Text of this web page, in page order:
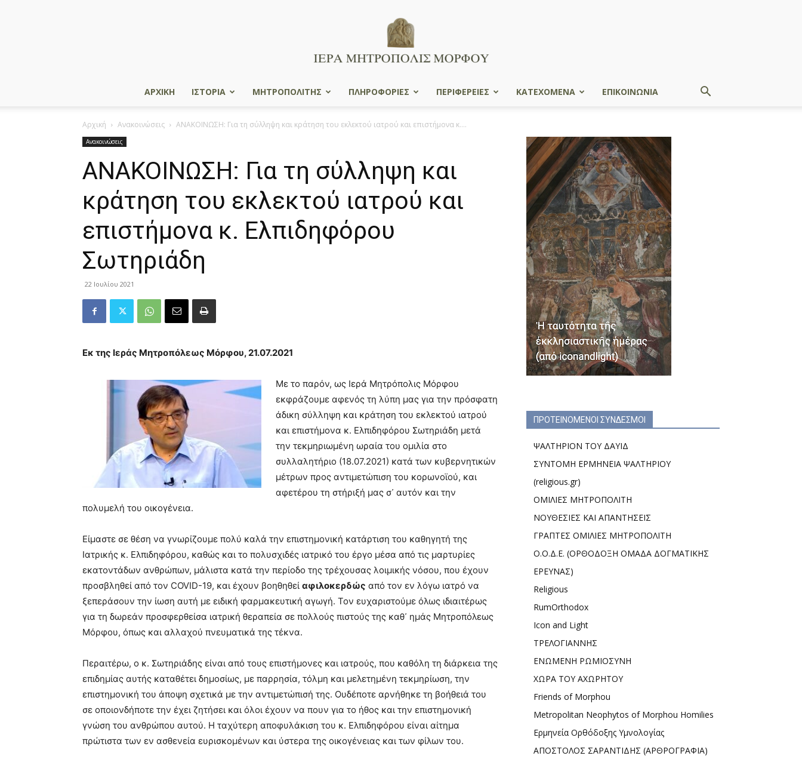
Μητρόπολις
ΑΡΧΙΚΗ ΙΣΤΟΡΙΑ ΜΗΤΡΟΠΟΛΙΤΗΣ ΠΛΗΡΟΦΟΡΙΕΣ ΠΕΡΙΦΕΡΕΙΕΣ ΚΑΤΕΧΟΜΕΝΑ ΕΠΙΚΟΙΝΩΝΙΑ
Αρχική Ανακοινώσεις ΑΝΑΚΟΙΝΩΣΗ: Για τη σύλληψη και κράτηση του εκλεκτού ιατρού και επιστήμονα κ....
Ανακοινώσεις
ΑΝΑΚΟΙΝΩΣΗ: Για τη σύλληψη και
κράτηση του εκλεκτού ιατρού και
επιστήμονα κ. Ελπιδηφόρου
Σωτηριάδη
22 Ιουλίου 2021
Εκ της Ιεράς Μητροπόλεως Μόρφου, 21.07.2021
Με το παρόν, ως Ιερά Μητρόπολις Μόρφου
εκφράζουμε αφενός τη λύπη μας για την πρόσφατη
άδικη σύλληψη και κράτηση του εκλεκτού ιατρού
και επιστήμονα κ. Ελπιδηφόρου Σωτηριάδη μετά
την τεκμηριωμένη ωραία του ομιλία στο
συλλαλητήριο (18.07.2021) κατά των κυβερνητικών
μέτρων προς αντιμετώπιση του κορωνοϊού, και
αφετέρου τη στήριξή μας σ᾽ αυτόν και την
πολυμελή του οικογένεια.
Είμαστε σε θέση να γνωρίζουμε πολύ καλά την επιστημονική κατάρτιση του καθηγητή της
Ιατρικής κ. Ελπιδηφόρου, καθώς και το πολυσχιδές ιατρικό του έργο μέσα από τις μαρτυρίες
εκατοντάδων ανθρώπων, μάλιστα κατά την περίοδο της τρέχουσας λοιμικής νόσου, που έχουν
προσβληθεί από τον COVID-19, και έχουν βοηθηθεί αφιλοκερδώς από τον εν λόγω ιατρό να
ξεπεράσουν την ίωση αυτή με ειδική φαρμακευτική αγωγή. Τον ευχαριστούμε όλως ιδιαιτέρως
για τη δωρεάν προσφερθείσα ιατρική θεραπεία σε πολλούς πιστούς της καθ᾽ ημάς Μητροπόλεως
Μόρφου, όπως και αλλαχού πνευματικά της τέκνα.
Περαιτέρω, ο κ. Σωτηριάδης είναι από τους επιστήμονες και ιατρούς, που καθόλη τη διάρκεια της
επιδημίας αυτής καταθέτει δημοσίως, με παρρησία, τόλμη και μελετημένη τεκμηρίωση, την
επιστημονική του άποψη σχετικά με την αντιμετώπισή της. Ουδέποτε αρνήθηκε τη βοήθειά του
σε οποιονδήποτε την έχει ζητήσει και όλοι έχουν να πουν για το ήθος και την επιστημονική
γνώση του ανθρώπου αυτού. Η ταχύτερη αποφυλάκιση του κ. Ελπιδηφόρου είναι αίτημα
πρώτιστα των εν ασθενεία ευρισκομένων και ύστερα της οικογένειας και των φίλων του.
ΠΡΟΤΕΙΝΟΜΕΝΟΙ ΣΥΝΔΕΣΜΟΙ
ΨΑΛΤΗΡΙΟΝ ΤΟΥ ΔΑΥΙΔ
ΣΥΝΤΟΜΗ ΕΡΜΗΝΕΙΑ ΨΑΛΤΗΡΙΟΥ
(religious.gr)
ΟΜΙΛΙΕΣ ΜΗΤΡΟΠΟΛΙΤΗ
ΝΟΥΘΕΣΙΕΣ ΚΑΙ ΑΠΑΝΤΗΣΕΙΣ
ΓΡΑΠΤΕΣ ΟΜΙΛΙΕΣ ΜΗΤΡΟΠΟΛΙΤΗ
Ο.Ο.Δ.Ε. (ΟΡΘΟΔΟΞΗ ΟΜΑΔΑ ΔΟΓΜΑΤΙΚΗΣ
ΕΡΕΥΝΑΣ)
Religious
RumOrthodox
Icon and Light
ΤΡΕΛΟΓΙΑΝΝΗΣ
ΕΝΩΜΕΝΗ ΡΩΜΙΟΣΥΝΗ
ΧΩΡΑ ΤΟΥ ΑΧΩΡΗΤΟΥ
Friends of Morphou
Metropolitan Neophytos of Morphou Homilies
Ερμηνεία Ορθόδοξης Υμνολογίας
ΑΠΟΣΤΟΛΟΣ ΣΑΡΑΝΤΙΔΗΣ (ΑΡΘΡΟΓΡΑΦΙΑ)